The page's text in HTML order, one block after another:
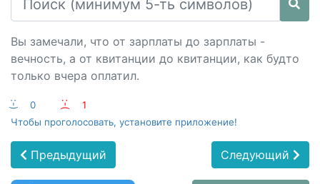
Вы замечали, что от зарплаты до зарплаты -
вечность, а от квитанции до квитанции, как будто
только вчера оплатил.
:-) 0 :-(
1
Чтобы проголосовать, установите приложение!
Предыдущий Следующий